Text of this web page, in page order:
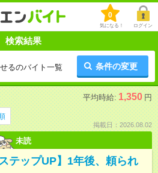
0
気になる！ ログイン
検索結果
るのバイト一覧 条件の変更
平均時給: 1,350 円
掲載日：2026.08.02
未読
テップUP】1年後、頼られ